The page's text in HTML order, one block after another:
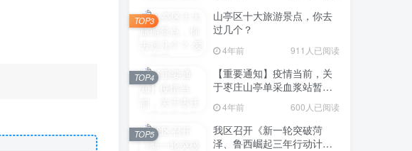
山亭区十大旅游景点，你去
过几个？
4年前 911人已阅读
TOP3
【重要通知】疫情当前，关
于枣庄山亭单采血浆站暂停
4年前 600人已阅读
TOP4
我区召开《新一轮突破菏
泽、鲁西崛起三年行动计划
TOP5